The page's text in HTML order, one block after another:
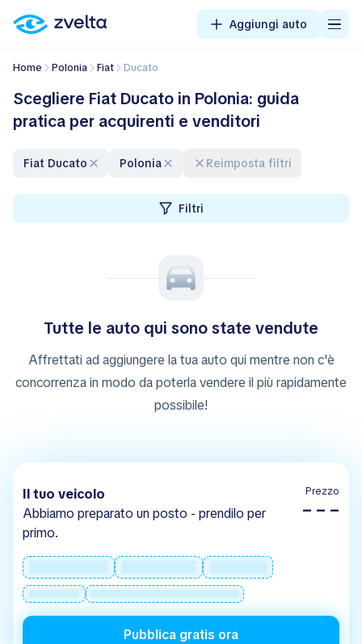
Aggiungi auto
Home Polonia Fiat Ducato
Scegliere Fiat Ducato in Polonia: guida
pratica per acquirenti e venditori
Fiat Ducato Polonia Reimposta filtri
Filtri
Tutte le auto qui sono state vendute
Affrettati ad aggiungere la tua auto qui mentre non c'è
concorrenza in modo da poterla vendere il più rapidamente
possibile!
Il tuo veicolo
Abbiamo preparato un posto - prendilo per
primo.
Prezzo
– – –
Pubblica gratis ora